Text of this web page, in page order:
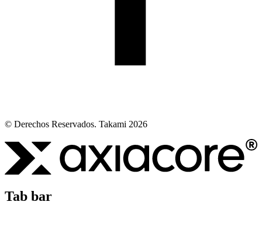
© Derechos Reservados. Takami 2026
Tab bar